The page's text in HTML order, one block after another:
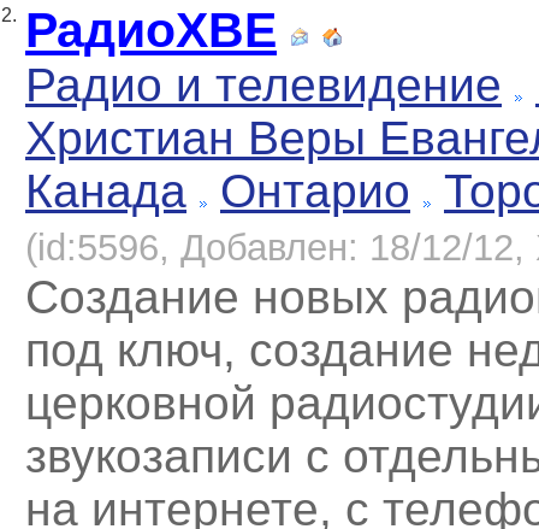
2. РадиоХВЕ
Радио и телевидение
Христиан Веры
Канада
Онтарио
(id:5596, Добавлен: 18/12/12,
Создание новых
под ключ, создание
церковной
звукозаписи с
на интернете, с